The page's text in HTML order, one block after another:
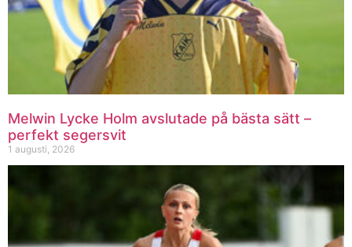
Melwin Lycke Holm avslutade på bästa sätt –
perfekt segersvit
1 augusti, 2026